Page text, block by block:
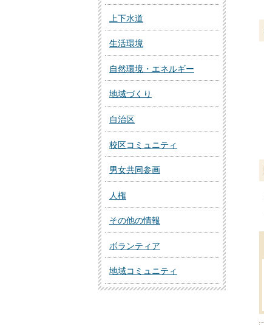
上下水道
生活環境
自然環境・エネルギー
地域づくり
自治区
校区コミュニティ
男女共同参画
人権
その他の情報
ボランティア
地域コミュニティ